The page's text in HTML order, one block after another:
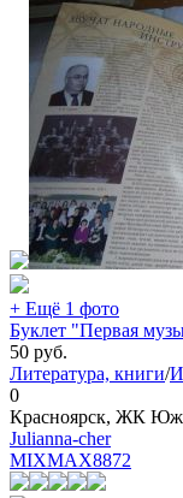
+ Ещё 1 фото
Буклет "Первая
50 руб.
Литература, книги/
0
Красноярск, ЖК
Julianna-cher
MIXMAX8872